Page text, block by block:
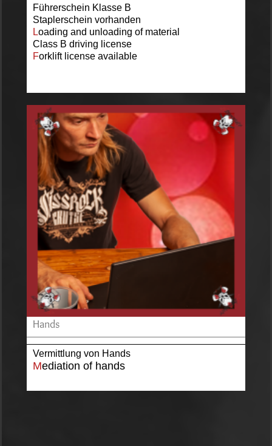
Führerschein Klasse B
Staplerschein vorhanden
Loading and unloading of material
Class B driving license
Forklift license available
Hands
Vermittlung von Hands
Mediation of hands